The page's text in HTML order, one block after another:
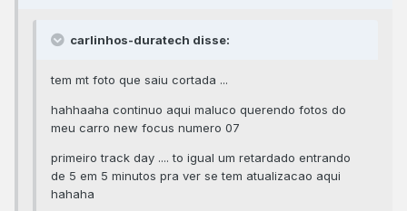
carlinhos-duratech disse:
tem mt foto que saiu cortada ...
hahhaaha continuo aqui maluco querendo fotos do
meu carro new focus numero 07
primeiro track day .... to igual um retardado entrando
de 5 em 5 minutos pra ver se tem atualizacao aqui
hahaha